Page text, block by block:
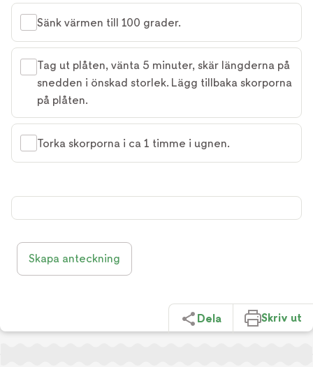
Sänk värmen till 100 grader.
Tag ut plåten, vänta 5 minuter, skär längderna på
snedden i önskad storlek. Lägg tillbaka skorporna
på plåten.
Torka skorporna i ca 1 timme i ugnen.
Skapa anteckning
Dela Skriv ut